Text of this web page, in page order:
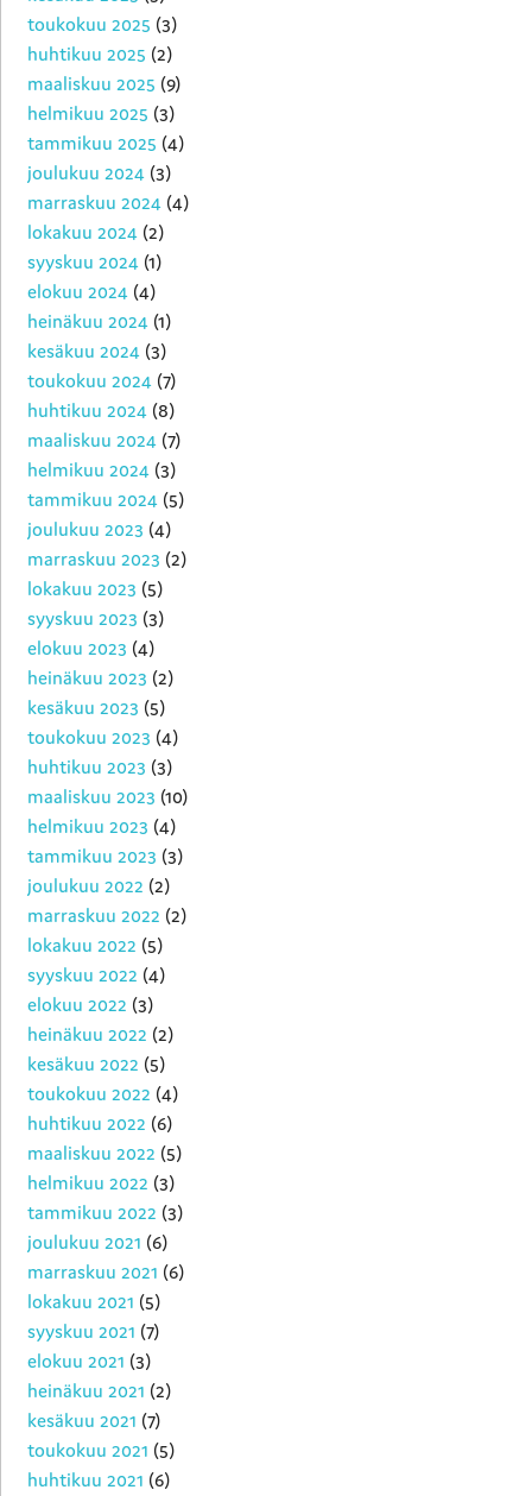
toukokuu 2025 (3)
huhtikuu 2025 (2)
maaliskuu 2025 (9)
helmikuu 2025 (3)
tammikuu 2025 (4)
joulukuu 2024 (3)
marraskuu 2024 (4)
lokakuu 2024 (2)
syyskuu 2024 (1)
elokuu 2024 (4)
heinäkuu 2024 (1)
kesäkuu 2024 (3)
toukokuu 2024 (7)
huhtikuu 2024 (8)
maaliskuu 2024 (7)
helmikuu 2024 (3)
tammikuu 2024 (5)
joulukuu 2023 (4)
marraskuu 2023 (2)
lokakuu 2023 (5)
syyskuu 2023 (3)
elokuu 2023 (4)
heinäkuu 2023 (2)
kesäkuu 2023 (5)
toukokuu 2023 (4)
huhtikuu 2023 (3)
maaliskuu 2023 (10)
helmikuu 2023 (4)
tammikuu 2023 (3)
joulukuu 2022 (2)
marraskuu 2022 (2)
lokakuu 2022 (5)
syyskuu 2022 (4)
elokuu 2022 (3)
heinäkuu 2022 (2)
kesäkuu 2022 (5)
toukokuu 2022 (4)
huhtikuu 2022 (6)
maaliskuu 2022 (5)
helmikuu 2022 (3)
tammikuu 2022 (3)
joulukuu 2021 (6)
marraskuu 2021 (6)
lokakuu 2021 (5)
syyskuu 2021 (7)
elokuu 2021 (3)
heinäkuu 2021 (2)
kesäkuu 2021 (7)
toukokuu 2021 (5)
huhtikuu 2021 (6)